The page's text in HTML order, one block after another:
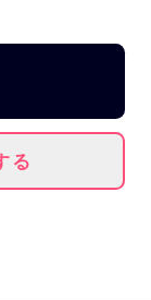
る